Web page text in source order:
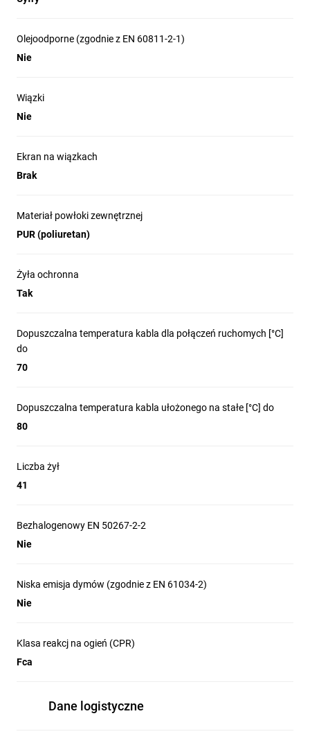
Olejoodporne (zgodnie z EN 60811-2-1)
Nie
Wiązki
Nie
Ekran na wiązkach
Brak
Materiał powłoki zewnętrznej
PUR (poliuretan)
Żyła ochronna
Tak
Dopuszczalna temperatura kabla dla połączeń ruchomych [°C]
do
70
Dopuszczalna temperatura kabla ułożonego na stałe [°C] do
80
Liczba żył
41
Bezhalogenowy EN 50267-2-2
Nie
Niska emisja dymów (zgodnie z EN 61034-2)
Nie
Klasa reakcj na ogień (CPR)
Fca
Dane logistyczne